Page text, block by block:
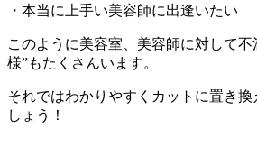
・本当に上手い美容師に出逢いたい
このように美容室、美容師に対して
様”もたくさんいます。
それではわかりやすくカットに置き換
しょう！